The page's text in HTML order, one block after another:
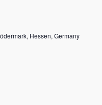
Hessen, Germany